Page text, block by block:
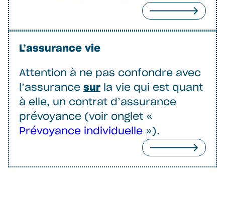
L’assurance vie
Attention à ne pas confondre avec
l’assurance sur la vie qui est quant
à elle, un contrat d’assurance
prévoyance (voir onglet «
Prévoyance individuelle »).